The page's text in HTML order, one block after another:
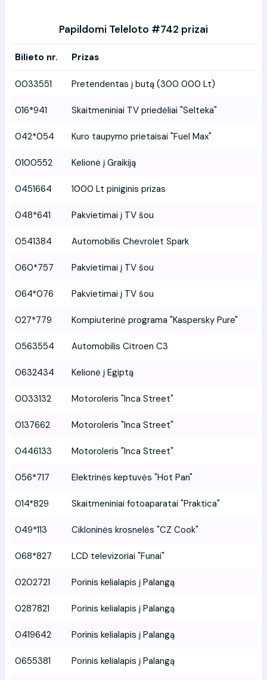
Papildomi Teleloto #742 prizai
Bilieto nr. Prizas
0033551 Pretendentas į butą (300 000 Lt)
016*941 Skaitmeniniai TV priedėliai "Selteka"
042*054 Kuro taupymo prietaisai "Fuel Max"
0100552 Kelionė į Graikiją
0451664 1000 Lt piniginis prizas
048*641 Pakvietimai į TV šou
0541384 Automobilis Chevrolet Spark
060*757 Pakvietimai į TV šou
064*076 Pakvietimai į TV šou
027*779 Kompiuterinė programa "Kaspersky Pure"
0563554 Automobilis Citroen C3
0632434 Kelionė į Egiptą
0033132 Motoroleris "Inca Street"
0137662 Motoroleris "Inca Street"
0446133 Motoroleris "Inca Street"
056*717 Elektrinės keptuvės "Hot Pan"
014*829 Skaitmeniniai fotoaparatai "Praktica"
049*113 Cikloninės krosnelės "CZ Cook"
068*827 LCD televizoriai "Funai"
0202721 Porinis kelialapis į Palangą
0287821 Porinis kelialapis į Palangą
0419642 Porinis kelialapis į Palangą
0655381 Porinis kelialapis į Palangą